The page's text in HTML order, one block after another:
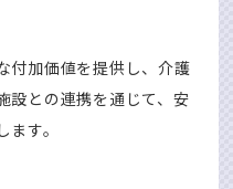
付加価値を提供し、介護
設との連携を通じて、安
す。